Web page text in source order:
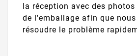
la réception avec des
de l'emballage afin que
résoudre le problème